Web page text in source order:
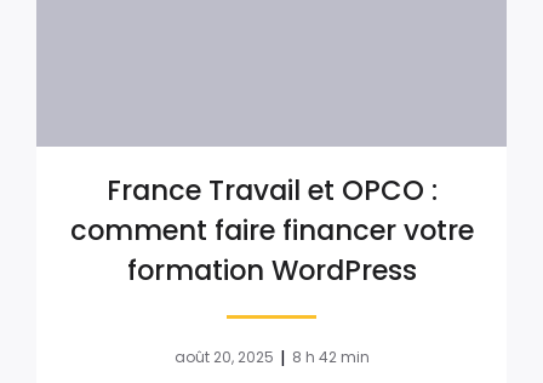
France Travail et OPCO :
comment faire financer votre
formation WordPress
août 20, 2025 | 8 h 42 min